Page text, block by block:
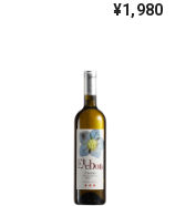
¥1,980